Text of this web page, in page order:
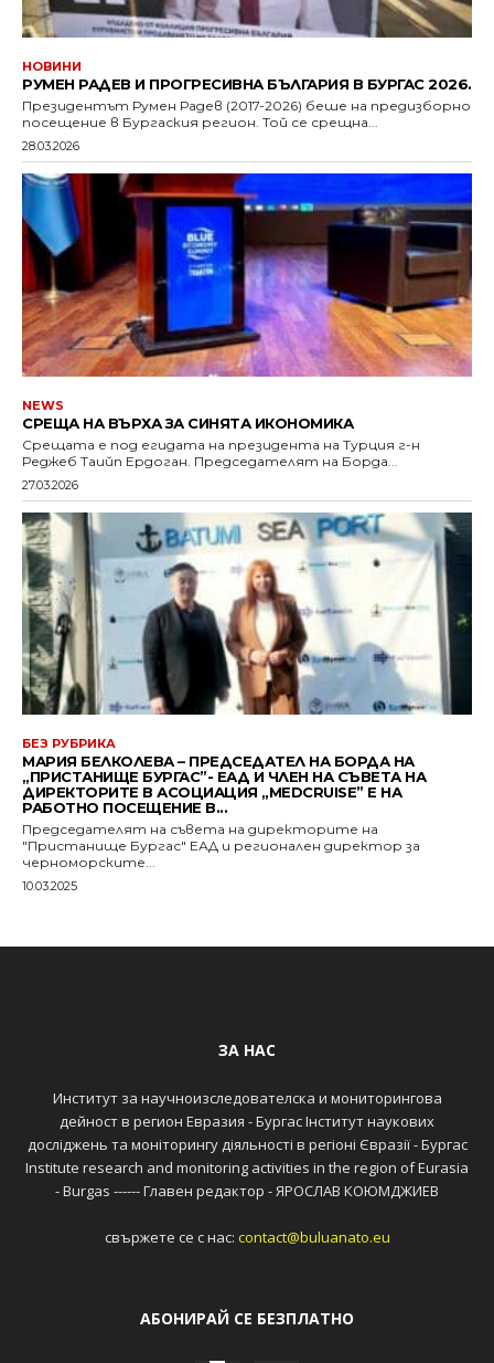
НОВИНИ
РУМЕН РАДЕВ И ПРОГРЕСИВНА БЪЛГАРИЯ В БУРГАС 2026.
Президентът Румен Радев (2017-2026) беше на предизборно
посещение в Бургаския регион. Той се срещна...
28.03.2026
NEWS
СРЕЩА НА ВЪРХА ЗА СИНЯТА ИКОНОМИКА
Срещата е под егидата на президента на Турция г-н
Реджеб Таийп Ердоган. Председателят на Борда...
27.03.2026
БЕЗ РУБРИКА
МАРИЯ БЕЛКОЛЕВА – ПРЕДСЕДАТЕЛ НА БОРДА НА
„ПРИСТАНИЩЕ БУРГАС”- ЕАД И ЧЛЕН НА СЪВЕТА НА
ДИРЕКТОРИТЕ В АСОЦИАЦИЯ „MEDCRUISE” Е НА
РАБОТНО ПОСЕЩЕНИЕ В...
Председателят на съвета на директорите на
"Пристанище Бургас" ЕАД и регионален директор за
черноморските...
10.03.2025
ЗА НАС
Институт за научноизследователска и мониторингова
дейност в регион Евразия - Бургас Інститут наукових
досліджень та моніторингу діяльності в регіоні Євразії - Бургас
Institute research and monitoring activities in the region of Eurasia
- Burgas ------ Главен редактор - ЯРОСЛАВ КОЮМДЖИЕВ
свържете се с нас: contact@buluanato.eu
АБОНИРАЙ СЕ БЕЗПЛАТНО